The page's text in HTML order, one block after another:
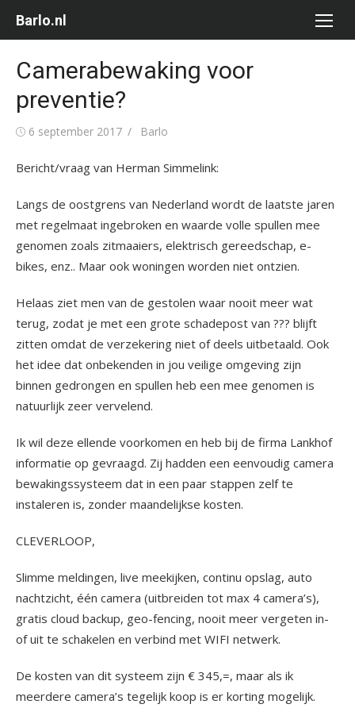
naar
inhoud
Barlo.nl
Camerabewaking voor
preventie?
Gepubliceerd
6 september 2017 Auteur
Barlo
Bericht/vraag van Herman Simmelink:
Langs de oostgrens van Nederland wordt de laatste jaren
met regelmaat ingebroken en waarde volle spullen mee
genomen zoals zitmaaiers, elektrisch gereedschap, e-
bikes, enz.. Maar ook woningen worden niet ontzien.
Helaas ziet men van de gestolen waar nooit meer wat
terug, zodat je met een grote schadepost van ??? blijft
zitten omdat de verzekering niet of deels uitbetaald. Ook
het idee dat onbekenden in jou veilige omgeving zijn
binnen gedrongen en spullen heb een mee genomen is
natuurlijk zeer vervelend.
Ik wil deze ellende voorkomen en heb bij de firma Lankhof
informatie op gevraagd. Zij hadden een eenvoudig camera
bewakingssysteem dat in een paar stappen zelf te
instaleren is, zonder maandelijkse kosten.
CLEVERLOOP,
Slimme meldingen, live meekijken, continu opslag, auto
nachtzicht, één camera (uitbreiden tot max 4 camera’s),
gratis cloud backup, geo-fencing, nooit meer vergeten in-
of uit te schakelen en verbind met WIFI netwerk.
De kosten van dit systeem zijn € 345,=, maar als ik
meerdere camera’s tegelijk koop is er korting mogelijk.